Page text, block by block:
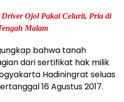
Driver Ojol Pakai Celurit, Pria di
Malam
bahwa tanah
dari sertifikat hak milik
Hadiningrat seluas
16 Agustus 2017.